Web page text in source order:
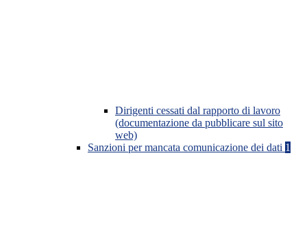
Dirigenti cessati dal rapporto di lavoro
(documentazione da pubblicare sul sito
web)
Sanzioni per mancata comunicazione dei dati 1